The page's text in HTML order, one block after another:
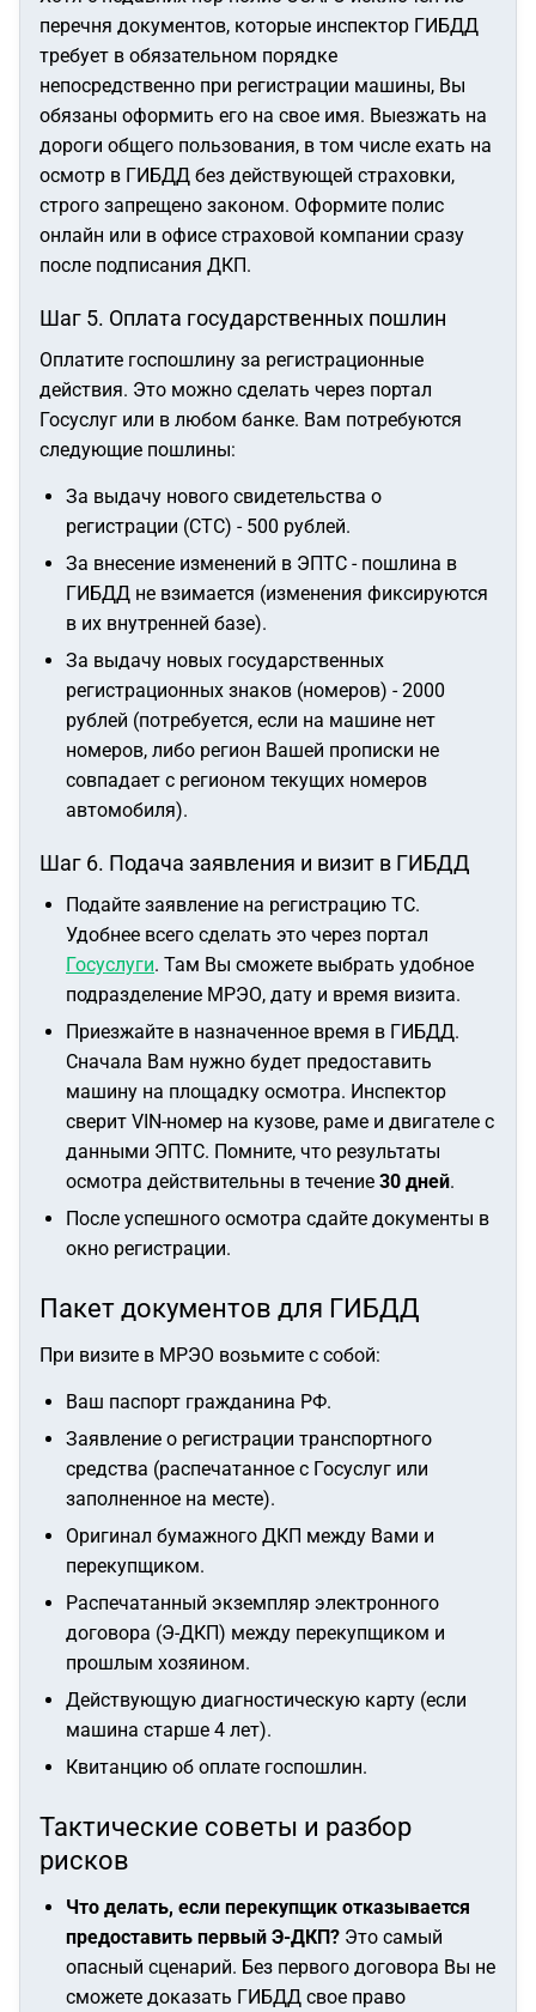
перечня документов, которые инспектор ГИБДД
требует в обязательном порядке
непосредственно при регистрации машины, Вы
обязаны оформить его на свое имя. Выезжать на
дороги общего пользования, в том числе ехать на
осмотр в ГИБДД без действующей страховки,
строго запрещено законом. Оформите полис
онлайн или в офисе страховой компании сразу
после подписания ДКП.
Шаг 5. Оплата государственных пошлин
Оплатите госпошлину за регистрационные
действия. Это можно сделать через портал
Госуслуг или в любом банке. Вам потребуются
следующие пошлины:
За выдачу нового свидетельства о
регистрации (СТС) - 500 рублей.
За внесение изменений в ЭПТС - пошлина в
ГИБДД не взимается (изменения фиксируются
в их внутренней базе).
За выдачу новых государственных
регистрационных знаков (номеров) - 2000
рублей (потребуется, если на машине нет
номеров, либо регион Вашей прописки не
совпадает с регионом текущих номеров
автомобиля).
Шаг 6. Подача заявления и визит в ГИБДД
Подайте заявление на регистрацию ТС.
Удобнее всего сделать это через портал
Госуслуги. Там Вы сможете выбрать удобное
подразделение МРЭО, дату и время визита.
Приезжайте в назначенное время в ГИБДД.
Сначала Вам нужно будет предоставить
машину на площадку осмотра. Инспектор
сверит VIN-номер на кузове, раме и двигателе с
данными ЭПТС. Помните, что результаты
осмотра действительны в течение 30 дней.
После успешного осмотра сдайте документы в
окно регистрации.
Пакет документов для ГИБДД
При визите в МРЭО возьмите с собой:
Ваш паспорт гражданина РФ.
Заявление о регистрации транспортного
средства (распечатанное с Госуслуг или
заполненное на месте).
Оригинал бумажного ДКП между Вами и
перекупщиком.
Распечатанный экземпляр электронного
договора (Э-ДКП) между перекупщиком и
прошлым хозяином.
Действующую диагностическую карту (если
машина старше 4 лет).
Квитанцию об оплате госпошлин.
Тактические советы и разбор
рисков
Что делать, если перекупщик отказывается
предоставить первый Э-ДКП? Это самый
опасный сценарий. Без первого договора Вы не
сможете доказать ГИБДД свое право